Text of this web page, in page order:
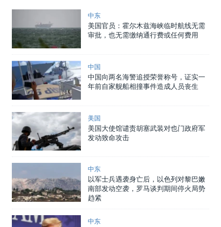
中东
美国官员：霍尔木兹海峡临时航线无需
审批，也无需缴纳通行费或任何费用
中国
中国向两名海警追授荣誉称号，证实一
年前自家舰船相撞事件造成人员丧生
美国
美国大使馆谴责胡塞武装对也门政府军
发动致命攻击
中东
以军士兵遇袭身亡后，以色列对黎巴嫩
南部发动空袭，罗马谈判期间停火局势
趋紧
中东